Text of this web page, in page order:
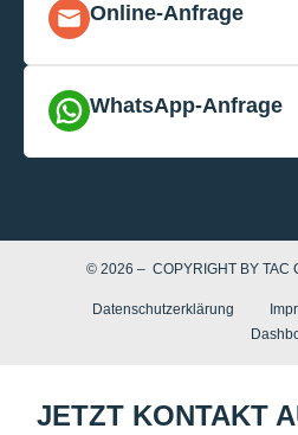
Online-Anfrage
WhatsApp-Anfrage
© 2026 – COPYRIGHT BY TAC
Datenschutzerklärung
JETZT KONTAKT